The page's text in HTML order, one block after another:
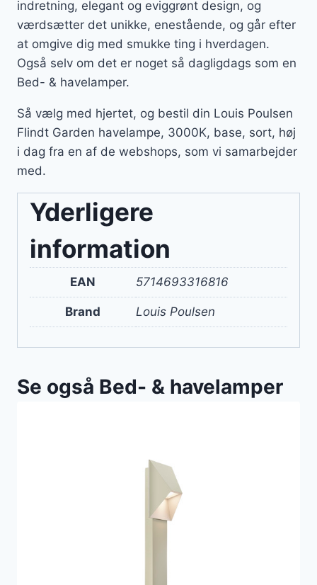
indretning, elegant og eviggrønt design, og
værdsætter det unikke, enestående, og går efter
at omgive dig med smukke ting i hverdagen.
Også selv om det er noget så dagligdags som en
Bed- & havelamper.
Så vælg med hjertet, og bestil din Louis Poulsen
Flindt Garden havelampe, 3000K, base, sort, høj
i dag fra en af de webshops, som vi samarbejder
med.
Yderligere
information
EAN 5714693316816
Brand Louis Poulsen
Se også Bed- & havelamper